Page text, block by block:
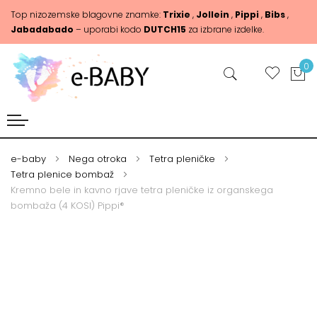
Top nizozemske blagovne znamke: Trixie , Jollein , Pippi, Bibs,
Jabadabado – uporabi kodo DUTCH15 za izbrane izdelke.
0
e-baby Nega otroka
Tetra pleničke
Tetra plenice bombaž
Kremno bele in kavno rjave tetra pleničke iz organskega
bombaža (4 KOSI) Pippi®